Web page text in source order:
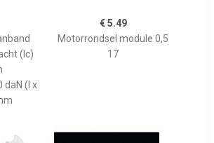
(lc)
daN (l x
€ 5.49
Motorrondsel module 0,5
17